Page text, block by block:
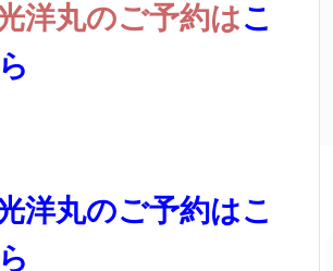
洋丸のご予約はこ
洋丸のご予約はこ